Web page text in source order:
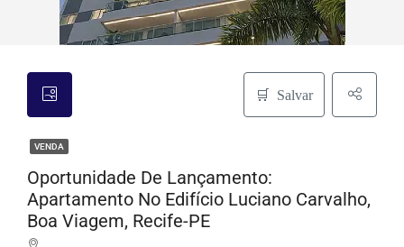
Salvar
VENDA
Oportunidade De Lançamento:
Apartamento No Edifício Luciano Carvalho,
Boa Viagem, Recife-PE